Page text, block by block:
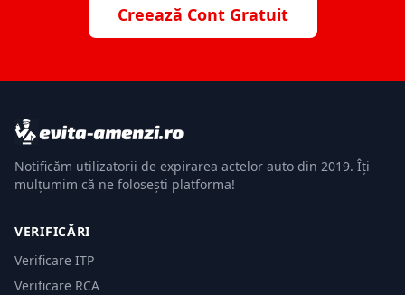
Creează Cont Gratuit
Notificăm utilizatorii de expirarea actelor auto din 2019. Îți
mulțumim că ne folosești platforma!
VERIFICĂRI
Verificare ITP
Verificare RCA